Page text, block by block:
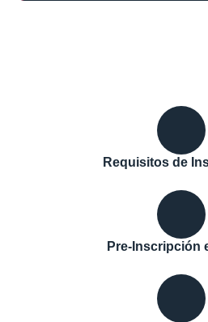
Requisitos de
Pre-Inscripción